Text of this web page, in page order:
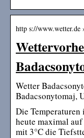
http s://www.wetter.de
Wetter
Badacsonytomaj,
Die Temperaturen
heute maximal
mit 3°C die